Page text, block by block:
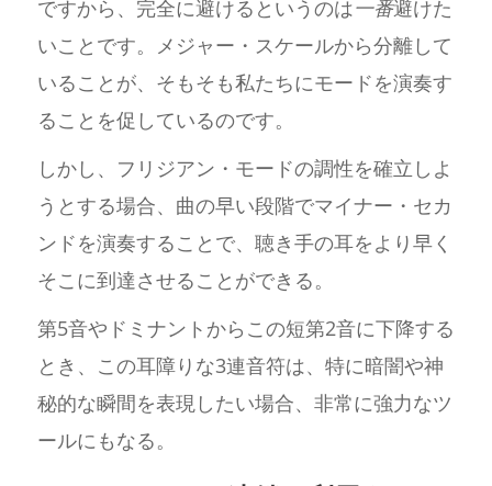
ですから、完全に避けるというのは一番避けた
いことです。メジャー・スケールから分離して
いることが、そもそも私たちにモードを演奏す
ることを促しているのです。
しかし、フリジアン・モードの調性を確立しよ
うとする場合、曲の早い段階でマイナー・セカ
ンドを演奏することで、聴き手の耳をより早く
そこに到達させることができる。
第5音やドミナントからこの短第2音に下降する
とき、この耳障りな3連音符は、特に暗闇や神
秘的な瞬間を表現したい場合、非常に強力なツ
ールにもなる。